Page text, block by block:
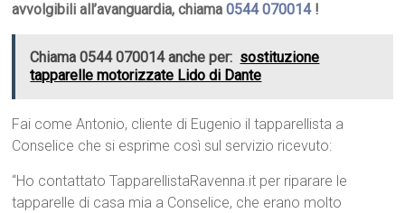
avvolgibili all’avanguardia, chiama0544 070014!
Chiama 0544 070014 anche per: sostituzione
tapparelle motorizzate Lido di Dante
Fai come Antonio, cliente di Eugenio il tapparellista a
Conselice che si esprime così sul servizio ricevuto:
“Ho contattato TapparellistaRavenna.it per riparare le
tapparelle di casa mia a Conselice, che erano molto